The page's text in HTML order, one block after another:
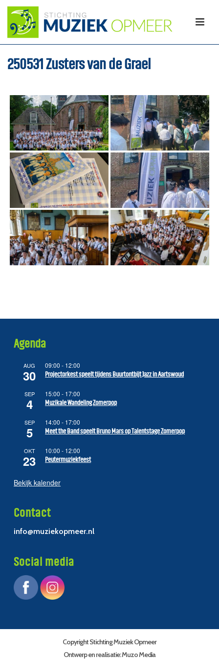
250531 Zusters van de Grael
Agenda
AUG
30
09:00 - 12:00
Projectorkest speelt tijdens Buurtontbijt Jazz in Aartswoud
SEP
4
15:00 - 17:00
Muzikale Wandeling Zomerpop
SEP
5
14:00 - 17:00
Meet the Band speelt Bruno Mars op Talentstage Zomerpop
OKT
23
10:00 - 12:00
Peutermuziekfeest
Bekijk kalender
Contact
info@muziekopmeer.nl
Social media
Copyright Stichting Muziek Opmeer
Ontwerp en realisatie:Muzo Media